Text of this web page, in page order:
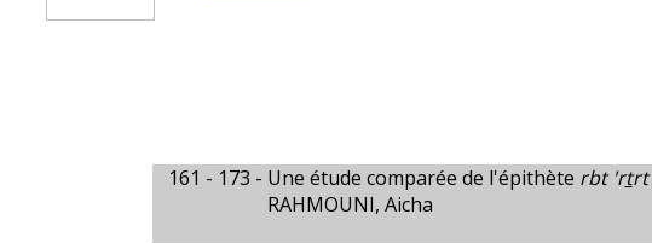
161 - 173 - Une étude comparée de l'épithète rbt 'rtrt
RAHMOUNI, Aicha